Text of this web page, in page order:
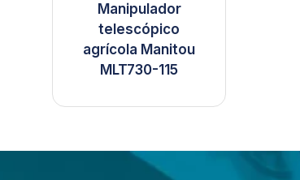
Manipulador
telescópico
agrícola Manitou
MLT730-115